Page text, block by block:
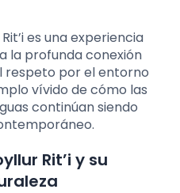
es una experiencia
la profunda conexión
respeto por el entorno
vívido de cómo las
continúan siendo
Rit’i y su